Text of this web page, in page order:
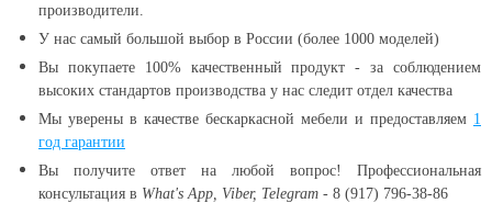
производители.
У нас самый большой выбор в России (более 1000 моделей)
Вы покупаете 100% качественный продукт - за соблюдением
высоких стандартов производства у нас следит отдел качества
Мы уверены в качестве бескаркасной мебели и предоставляем 1
год гарантии
Вы получите ответ на любой вопрос! Профессиональная
консультация в What's App, Viber, Telegram - 8 (917) 796-38-86